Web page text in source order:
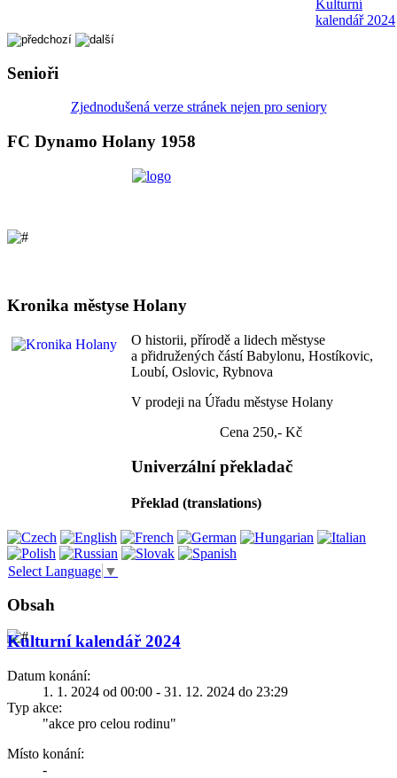
Kulturní
kalendář 2024
Senioři
Zjednodušená verze stránek nejen pro seniory
FC Dynamo Holany 1958
Kronika městyse Holany
O historii, přírodě a lidech městyse
a přidružených částí Babylonu, Hostíkovic,
Loubí, Oslovic, Rybnova
V prodeji na Úřadu městyse Holany
Cena 250,- Kč
Univerzální překladač
Překlad (translations)
Select Language ▼
Obsah
Kulturní kalendář 2024
Datum konání:
1. 1. 2024 od 00:00 - 31. 12. 2024 do 23:29
Typ akce:
"akce pro celou rodinu"
Místo konání:
-